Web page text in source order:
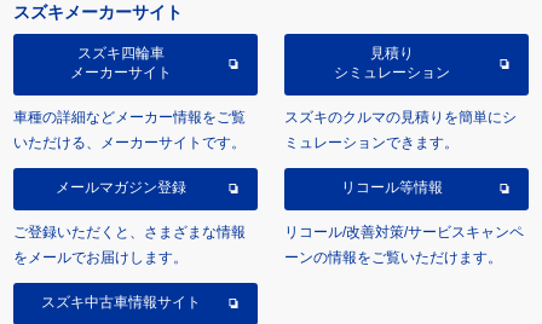
スズキメーカーサイト
スズキ四輪車
メーカーサイト
車種の詳細などメーカー情報をご覧
いただける、メーカーサイトです。
見積り
シミュレーション
スズキのクルマの見積りを簡単にシ
ミュレーションできます。
メールマガジン登録
ご登録いただくと、さまざまな情報
をメールでお届けします。
リコール等情報
リコール/改善対策/サービスキャンペ
ーンの情報をご覧いただけます。
スズキ中古車情報サイト